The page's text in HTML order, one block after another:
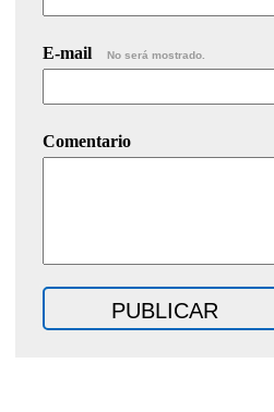
E-mail No será mostrado.
Comentario